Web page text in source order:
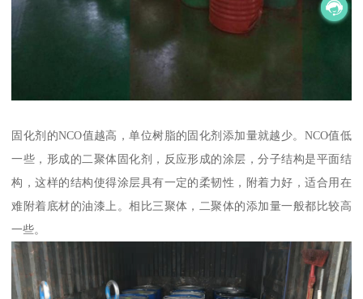
固化剂的NCO值越高，单位树脂的固化剂添加量就越少。NCO值低
一些，形成的二聚体固化剂，反应形成的涂层，分子结构是平面结
构，这样的结构使得涂层具有一定的柔韧性，附着力好，适合用在
难附着底材的油漆上。相比三聚体，二聚体的添加量一般都比较高
一些。